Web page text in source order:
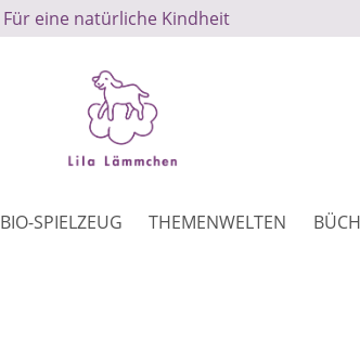
Für eine natürliche Kindheit
BIO-SPIELZEUG THEMENWELTEN